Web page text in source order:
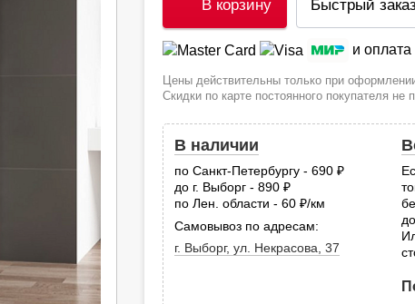
В корзину Быстрый
и
Цены действительны только при
Скидки по карте постоянного покупателя не
В наличии
по Санкт-Петербургу - 690
до г. Выборг - 890
по Лен. области - 60
руб.
/км
Самовывоз по адресам:
г. Выборг, ул. Некрасова, 37